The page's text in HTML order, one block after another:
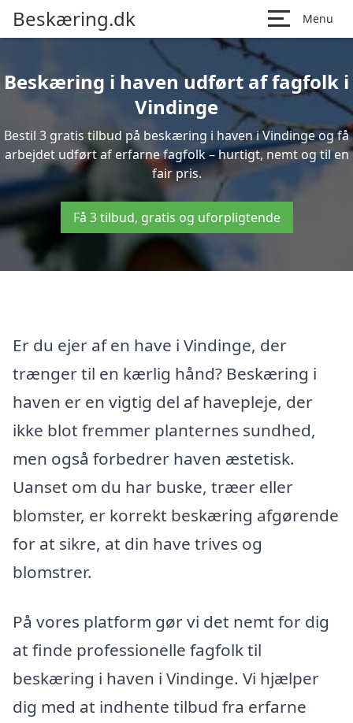
Beskæring.dk Menu
Beskæring i haven udført af fagfolk i
Vindinge
Bestil 3 gratis tilbud på beskæring i haven i Vindinge og få
arbejdet udført af erfarne fagfolk – hurtigt, nemt og til en
fair pris.
Få 3 tilbud, gratis og uforpligtende
Er du ejer af en have i Vindinge, der
trænger til en kærlig hånd? Beskæring i
haven er en vigtig del af havepleje, der
ikke blot fremmer planternes sundhed,
men også forbedrer haven æstetisk.
Uanset om du har buske, træer eller
blomster, er korrekt beskæring afgørende
for at sikre, at din have trives og
blomstrer.
På vores platform gør vi det nemt for dig
at finde professionelle fagfolk til
beskæring i haven i Vindinge. Vi hjælper
dig med at indhente tilbud fra erfarne